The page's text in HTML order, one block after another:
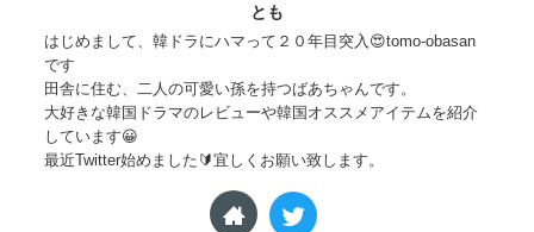
とも
はじめまして、韓ドラにハマって２０年目突入😍tomo-obasan
です
田舎に住む、二人の可愛い孫を持つばあちゃんです。
大好きな韓国ドラマのレビューや韓国オススメアイテムを紹介
しています😀
最近Twitter始めました🔰宜しくお願い致します。